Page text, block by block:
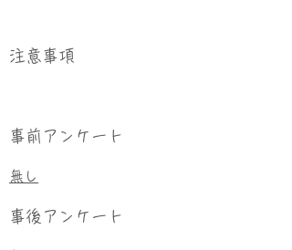
​注意事項
事前アンケート
無し
事後アンケート